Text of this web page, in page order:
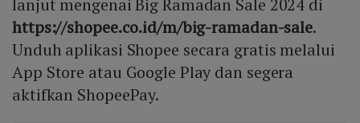
https://shopee.co.id/m/big-ramadan-sale.
Unduh aplikasi Shopee secara gratis melalui
App Store atau Google Play dan segera
aktifkan ShopeePay.